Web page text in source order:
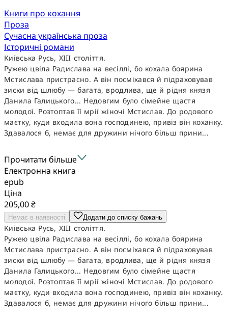
Книги про кохання
Проза
Сучасна українська проза
Історичні романи
Київська Русь, XIII століття.
Ружею цвіла Радислава на весіллі, бо кохала боярина
Мстислава пристрасно. А він посміхався й підраховував
зиски від шлюбу — багата, вродлива, ще й рідня князя
Данила Галицького... Недовгим було сімейне щастя
молодої. Розтоптав її мрії жіночі Мстислав. До родового
маєтку, куди входила вона господинею, привіз він коханку.
Здавалося б, немає для дружини нічого більш прини...
Прочитати більше
Електронна книга
epub
Ціна
205,00 ₴
Немає в наявності Додати до списку бажань
Київська Русь, XIII століття.
Ружею цвіла Радислава на весіллі, бо кохала боярина
Мстислава пристрасно. А він посміхався й підраховував
зиски від шлюбу — багата, вродлива, ще й рідня князя
Данила Галицького... Недовгим було сімейне щастя
молодої. Розтоптав її мрії жіночі Мстислав. До родового
маєтку, куди входила вона господинею, привіз він коханку.
Здавалося б, немає для дружини нічого більш прини...